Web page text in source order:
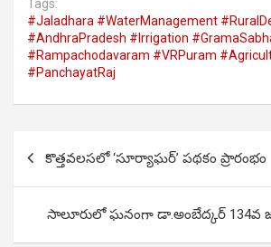
Tags:
#Jaladhara #WaterManagement
#AndhraPradesh #Irrigation
#Rampachodavaram #VRPuram
#PanchayatRaj
navigation
కొత్తవలసలో ‘సూర్యాఘర్’ పథకం ప్రారంభం
సాలూరులో ఘనంగా డా.అంబేద్కర్ 134వ